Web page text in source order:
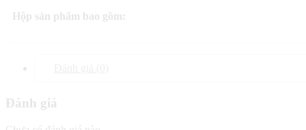
Hộp sản phẩm bao gồm:
Đánh giá